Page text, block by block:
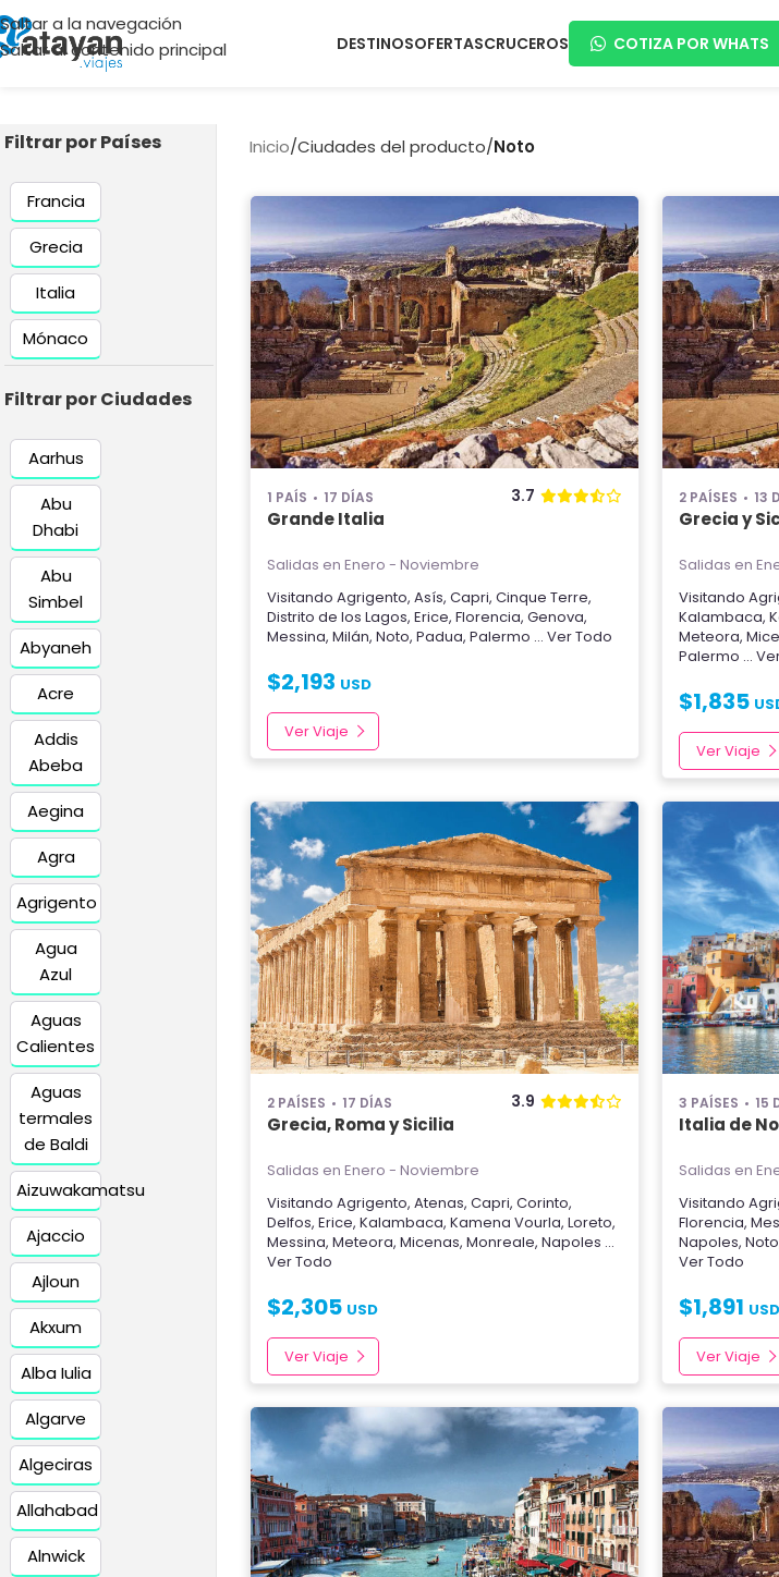
Saltar a la navegación
Saltar al contenido principal
DESTINOSOFERTASCRUCEROS COTIZA POR WHATS
Filtrar por Países
Francia
Grecia
Italia
Mónaco
Filtrar por Ciudades
Aarhus
Abu
Dhabi
Abu
Simbel
Abyaneh
Acre
Addis
Abeba
Aegina
Agra
Agrigento
Agua
Azul
Aguas
Calientes
Aguas
termales
de Baldi
Aizuwakamatsu
Ajaccio
Ajloun
Akxum
Alba Iulia
Algarve
Algeciras
Allahabad
Alnwick
Inicio/Ciudades del producto/Noto
1 PAÍS 17 DÍAS 3.7
Grande Italia
Salidas en Enero - Noviembre
Visitando Agrigento, Asís, Capri, Cinque Terre,
Distrito de los Lagos, Erice, Florencia, Genova,
Messina, Milán, Noto, Padua, Palermo ... Ver Todo
$2,193 USD
Ver Viaje
2 PAÍSES 13
Grecia y
Salidas en
Visitando
Kalambaca,
Meteora,
Palermo ...
$1,835
Ver Viaje
2 PAÍSES 17 DÍAS 3.9
Grecia, Roma y Sicilia
Salidas en Enero - Noviembre
Visitando Agrigento, Atenas, Capri, Corinto,
Delfos, Erice, Kalambaca, Kamena Vourla, Loreto,
Messina, Meteora, Micenas, Monreale, Napoles ...
Ver Todo
$2,305 USD
Ver Viaje
3 PAÍSES 15
Italia de
Salidas en
Visitando
Florencia,
Napoles,Noto
Ver Todo
$1,891 USD
Ver Viaje